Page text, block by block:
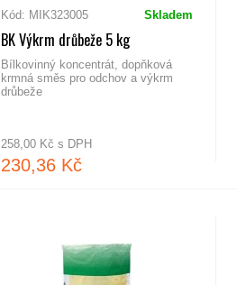
Kód: MIK323005 Skladem
BK Výkrm drůbeže 5 kg
Bílkovinný koncentrát, dopňková
krmná směs pro odchov a výkrm
drůbeže
258,00 Kč s DPH
230,36 Kč